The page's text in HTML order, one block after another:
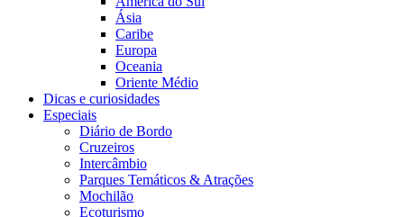
Ásia
Caribe
Europa
Oceania
Oriente Médio
Dicas e curiosidades
Especiais
Diário de Bordo
Cruzeiros
Intercâmbio
Parques Temáticos & Atrações
Mochilão
Ecoturismo